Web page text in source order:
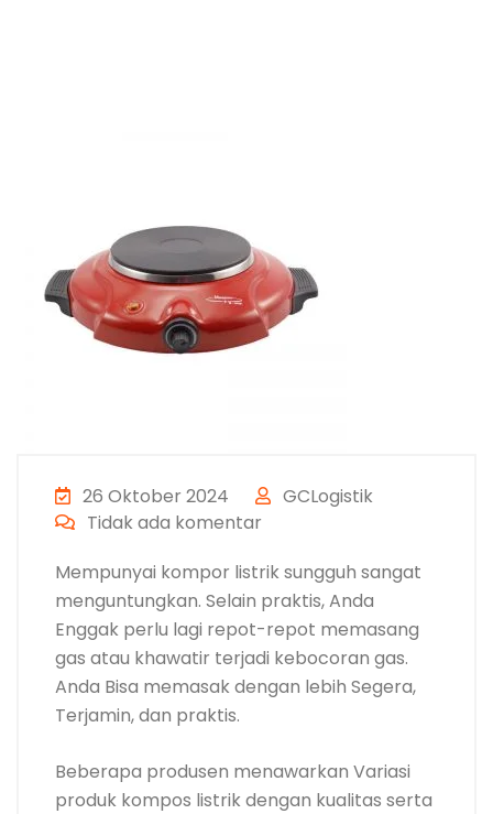
26 Oktober 2024
GCLogistik
Tidak ada komentar
Mempunyai kompor listrik sungguh sangat
menguntungkan. Selain praktis, Anda
Enggak perlu lagi repot-repot memasang
gas atau khawatir terjadi kebocoran gas.
Anda Bisa memasak dengan lebih Segera,
Terjamin, dan praktis.
Beberapa produsen menawarkan Variasi
produk kompos listrik dengan kualitas serta